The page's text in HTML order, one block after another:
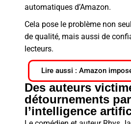
automatiques d’Amazon.
Cela pose le problème non
de qualité, mais aussi de
lecteurs.
Lire aussi : Amazon
Des auteurs
détournements par
l’intelligence